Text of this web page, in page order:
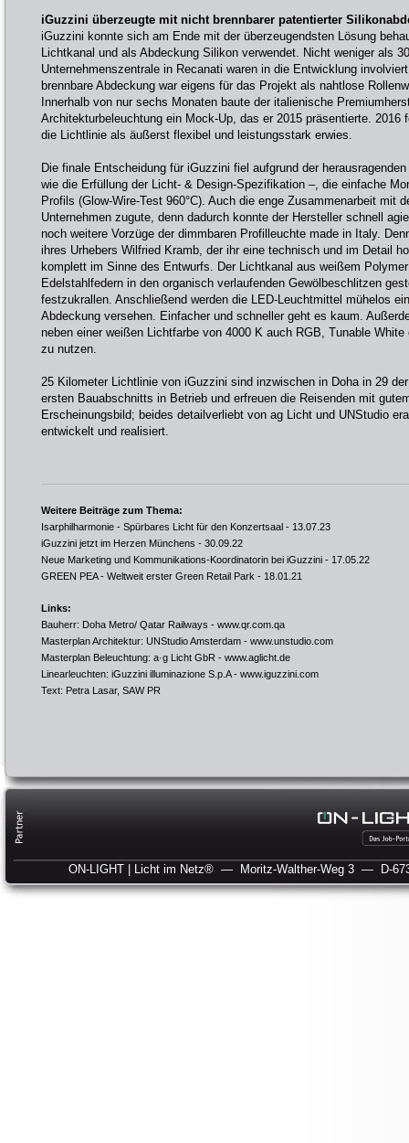
iGuzzini überzeugte mit nicht brennbarer patentierter
iGuzzini konnte sich am Ende mit der überzeugendsten Lösung
Lichtkanal und als Abdeckung Silikon verwendet. Nicht weniger als
Unternehmenszentrale in Recanati waren in die Entwicklung
brennbare Abdeckung war eigens für das Projekt als nahtlose
Innerhalb von nur sechs Monaten baute der italienische
Architekturbeleuchtung ein Mock-Up, das er 2015 präsentierte. 2016
die Lichtlinie als äußerst flexibel und leistungsstark erwies.
Die finale Entscheidung für iGuzzini fiel aufgrund der
wie die Erfüllung der Licht- & Design-Spezifikation –, die einfache
Profils (Glow-Wire-Test 960°C). Auch die enge Zusammenarbeit mit
Unternehmen zugute, denn dadurch konnte der Hersteller schnell
noch weitere Vorzüge der dimmbaren Profilleuchte made in Italy.
ihres Urhebers Wilfried Kramb, der ihr eine technisch und im Detail
komplett im Sinne des Entwurfs. Der Lichtkanal aus weißem
Edelstahlfedern in den organisch verlaufenden Gewölbeschlitzen
festzukrallen. Anschließend werden die LED-Leuchtmittel mühelos
Abdeckung versehen. Einfacher und schneller geht es kaum.
neben einer weißen Lichtfarbe von 4000 K auch RGB, Tunable
zu nutzen.
25 Kilometer Lichtlinie von iGuzzini sind inzwischen in Doha in 29
ersten Bauabschnitts in Betrieb und erfreuen die Reisenden mit
Erscheinungsbild; beides detailverliebt von ag Licht und UNStudio
entwickelt und realisiert.
Weitere Beiträge zum Thema:
Isarphilharmonie - Spürbares Licht für den Konzertsaal - 13.07.23
iGuzzini jetzt im Herzen Münchens - 30.09.22
Neue Marketing und Kommunikations-Koordinatorin bei iGuzzini - 17.05.22
GREEN PEA - Weltweit erster Green Retail Park - 18.01.21
Links:
Bauherr: Doha Metro/ Qatar Railways - www.qr.com.qa
Masterplan Architektur: UNStudio Amsterdam - www.unstudio.com
Masterplan Beleuchtung: a·g Licht GbR - www.aglicht.de
Linearleuchten: iGuzzini illuminazione S.p.A - www.iguzzini.com
Text: Petra Lasar, SAW PR
ON-LIGHT | Licht im Netz® — Moritz-Walther-Weg 3 — D-